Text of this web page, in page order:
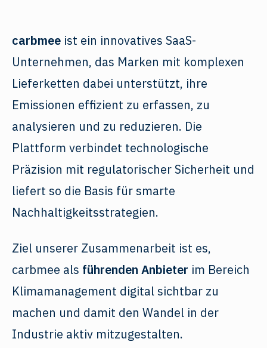
carbmee ist ein innovatives SaaS-
Unternehmen, das Marken mit komplexen
Lieferketten dabei unterstützt, ihre
Emissionen effizient zu erfassen, zu
analysieren und zu reduzieren. Die
Plattform verbindet technologische
Präzision mit regulatorischer Sicherheit und
liefert so die Basis für smarte
Nachhaltigkeitsstrategien.
Ziel unserer Zusammenarbeit ist es,
carbmee als führenden Anbieter im Bereich
Klimamanagement digital sichtbar zu
machen und damit den Wandel in der
Industrie aktiv mitzugestalten.